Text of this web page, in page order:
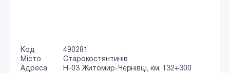
Код
490281
Місто
Старокостянтинів
Адреса
Н-03 Житомир-Чернівці, км. 132+300